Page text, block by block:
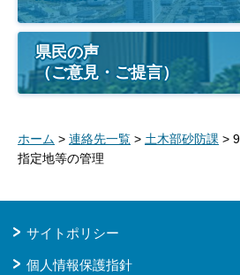
県民の声
（ご意見・ご提言）
ホーム > 連絡先一覧 > 土木部砂防課 >
指定地等の管理
サイトポリシー
個人情報保護指針